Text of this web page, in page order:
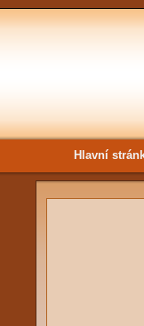
Hlavní